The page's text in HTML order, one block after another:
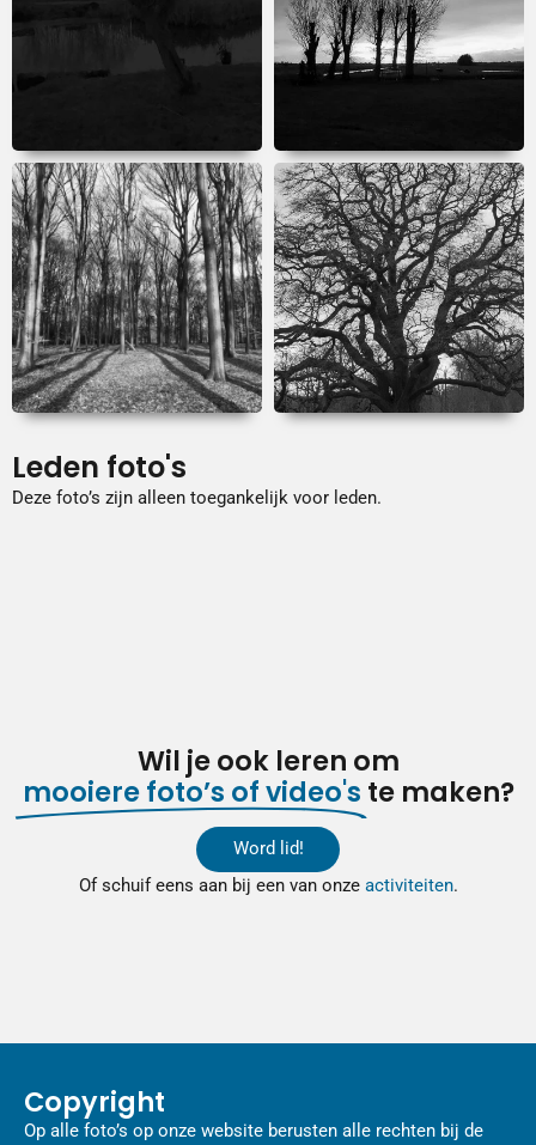
Leden foto's
Deze foto’s zijn alleen toegankelijk voor leden.
Wil je ook leren om
mooiere foto’s of video's te maken?
Word lid!
Of schuif eens aan bij een van onze activiteiten.
Copyright
Op alle foto’s op onze website berusten alle rechten bij de